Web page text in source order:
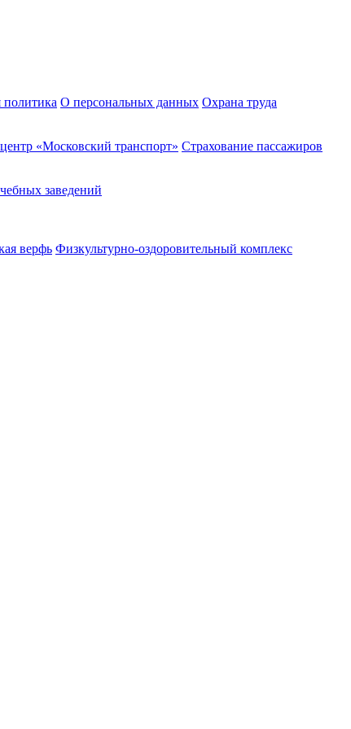
политика О персональных данных Охрана труда
«Московский транспорт» Страхование пассажиров
заведений
верфь Физкультурно-оздоровительный комплекс